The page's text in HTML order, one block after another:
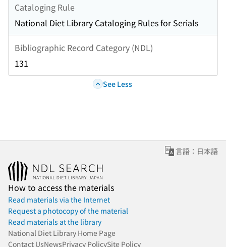
Cataloging Rule
National Diet Library Cataloging Rules for Serials
Bibliographic Record Category (NDL)
131
See Less
言語：日本語
How to access the materials
Read materials via the Internet
Request a photocopy of the material
Read materials at the library
National Diet Library Home Page
Contact UsNewsPrivacy PolicySite Policy